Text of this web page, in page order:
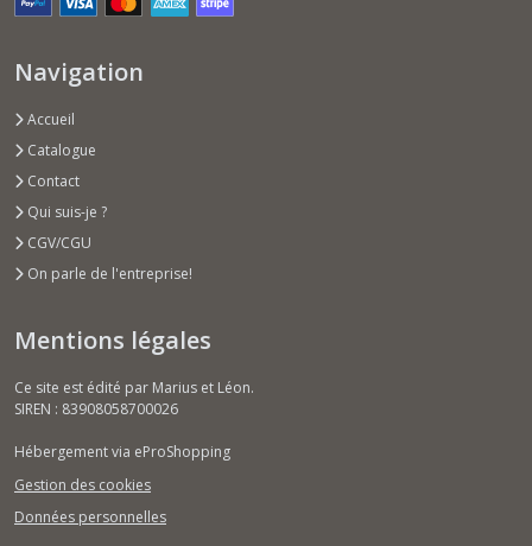
Navigation
Accueil
Catalogue
Contact
Qui suis-je ?
CGV/CGU
On parle de l'entreprise!
Mentions légales
Ce site est édité par Marius et Léon.
SIREN : 83908058700026
Hébergement via eProShopping
Gestion des cookies
Données personnelles